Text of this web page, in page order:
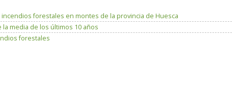
forestales en montes de la provincia de Huesca
media de los últimos 10 años
forestales